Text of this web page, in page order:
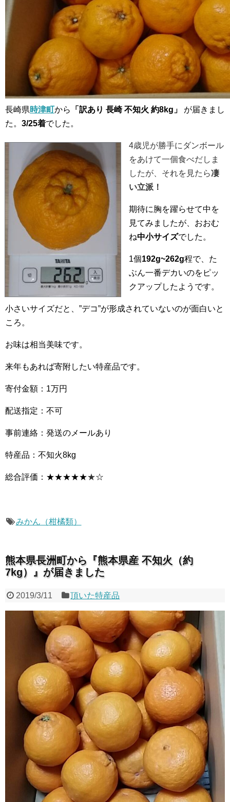
長崎県時津町から 「訳あり 長崎 不知火 約8kg」 が届きまし
た。 3/25着でした。
4歳児が勝手にダンボール
をあけて一個食べだしま
したが、それを見たら凄
い立派！
期待に胸を躍らせて中を
見てみましたが、おおむ
ね中小サイズでした。
1個192g~262g程で、た
ぶん一番デカいのをピッ
クアップしたようです。
小さいサイズだと、”デコ”が形成されていないのが面白いと
ころ。
お味は相当美味です。
来年もあれば寄附したい特産品です。
寄付金額：1万円
配送指定：不可
事前連絡：発送のメールあり
特産品：不知火8kg
総合評価：★★★★★★☆
みかん（柑橘類）
熊本県長洲町から『熊本県産 不知火（約
7kg）』が届きました
2019/3/11 頂いた特産品